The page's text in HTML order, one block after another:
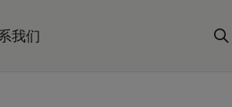
我们